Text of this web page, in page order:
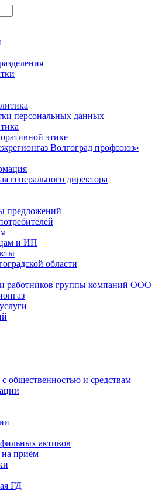
персональных данных
этике
Волгоград профсоюз»
генерального директора
предложений
и ИП
области
работников группы компаний ООО
общественностью и средствам
активов
на приём
ГД